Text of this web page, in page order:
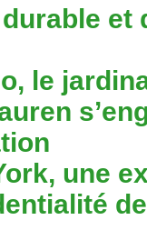
et
le
une